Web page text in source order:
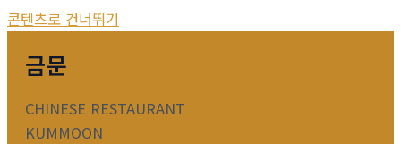
콘텐츠로 건너뛰기
금문
CHINESE RESTAURANT
KUMMOON